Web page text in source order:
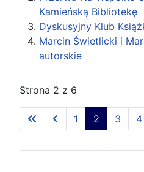
Kamieńską Bibliotekę
Dyskusyjny Klub
Marcin Świetlicki i
autorskie
Strona 2 z 6
1 2 3 4